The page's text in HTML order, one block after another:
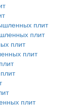
плит
плит
плит
плит
плит